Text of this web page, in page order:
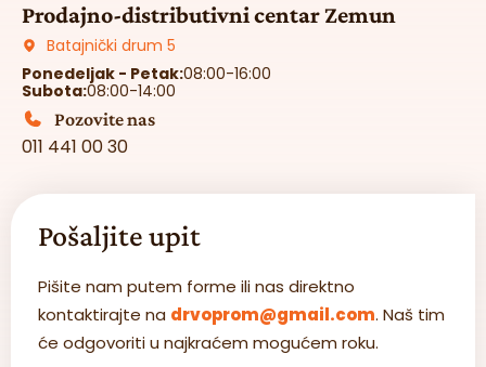
Prodajno-distributivni centar Zemun
Batajnički drum 5
Ponedeljak - Petak:08:00-16:00
Subota:08:00-14:00
Pozovite nas
011 441 00 30
Pošaljite upit
Pišite nam putem forme ili nas direktno
kontaktirajte na drvoprom@gmail.com. Naš tim
će odgovoriti u najkraćem mogućem roku.